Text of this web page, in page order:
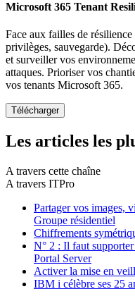
Microsoft 365 Tenant
Face aux failles de
privilèges, sauvegarde).
et surveiller vos
attaques. Prioriser vos
vos tenants Microsoft 365.
Les articles les
A travers cette chaîne
A travers ITPro
Partager vos images,
Groupe résidentiel
Chiffrements
N° 2 : Il faut
Portal Server
Activer la mise en
IBM i célèbre ses 25